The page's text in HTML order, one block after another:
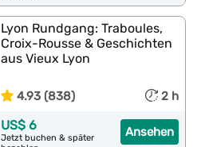
Lyon Rundgang: Traboules,
Croix-Rousse & Geschichten
aus Vieux Lyon
4.93 (838) 2 h
Ansehen
US$ 6
Jetzt buchen & später